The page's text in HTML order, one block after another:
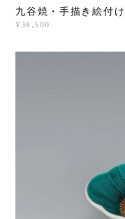
九谷焼・手描き絵付
¥38,500